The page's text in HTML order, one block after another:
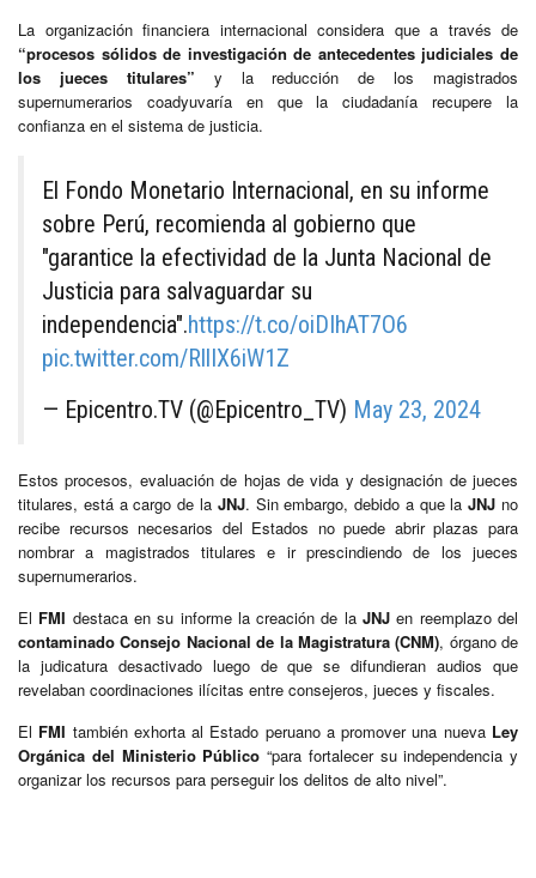
La organización financiera internacional considera que a través de
“procesos sólidos de investigación de antecedentes judiciales de
los jueces titulares” y la reducción de los magistrados
supernumerarios coadyuvaría en que la ciudadanía recupere la
confianza en el sistema de justicia.
El Fondo Monetario Internacional, en su informe
sobre Perú, recomienda al gobierno que
"garantice la efectividad de la Junta Nacional de
Justicia para salvaguardar su
independencia".https://t.co/oiDIhAT7O6
pic.twitter.com/RllIX6iW1Z
— Epicentro.TV (@Epicentro_TV) May 23, 2024
Estos procesos, evaluación de hojas de vida y designación de jueces
titulares, está a cargo de la JNJ. Sin embargo, debido a que laJNJ no
recibe recursos necesarios del Estados no puede abrir plazas para
nombrar a magistrados titulares e ir prescindiendo de los jueces
supernumerarios.
El FMI destaca en su informe la creación de laJNJ en reemplazo del
contaminado Consejo Nacional de la Magistratura (CNM), órgano de
la judicatura desactivado luego de que se difundieran audios que
revelaban coordinaciones ilícitas entre consejeros, jueces y fiscales.
El FMI también exhorta al Estado peruano a promover una nueva Ley
Orgánica del Ministerio Público “para fortalecer su independencia y
organizar los recursos para perseguir los delitos de alto nivel”.